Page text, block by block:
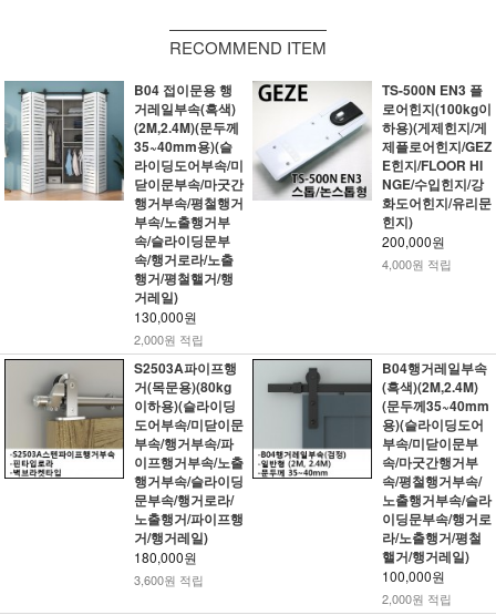
RECOMMEND ITEM
B04 접이문용 행
거레일부속(흑색)
(2M,2.4M)(문두께
35~40mm용)(슬
라이딩도어부속/미
닫이문부속/마굿간
행거부속/평철행거
부속/노출행거부
속/슬라이딩문부
속/행거로라/노출
행거/평철핼거/행
거레일)
130,000원
2,000원 적립
TS-500N EN3 플
로어힌지(100kg이
하용)(게제힌지/게
제플로어힌지/GEZ
E힌지/FLOOR HI
NGE/수입힌지/강
화도어힌지/유리문
힌지)
200,000원
4,000원 적립
S2503A파이프행
거(목문용)(80kg
이하용)(슬라이딩
도어부속/미닫이문
부속/행거부속/파
이프행거부속/노출
행거부속/슬라이딩
문부속/행거로라/
노출행거/파이프행
거/행거레일)
180,000원
3,600원 적립
B04행거레일부속
(흑색)(2M,2.4M)
(문두께35~40mm
용)(슬라이딩도어
부속/미닫이문부
속/마굿간행거부
속/평철행거부속/
노출행거부속/슬라
이딩문부속/행거로
라/노출행거/평철
핼거/행거레일)
100,000원
2,000원 적립